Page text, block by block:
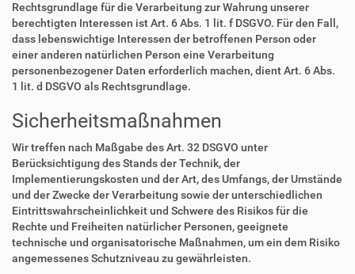
Rechtsgrundlage für die Verarbeitung zur Wahrung unserer
berechtigten Interessen ist Art. 6 Abs. 1 lit. f DSGVO. Für den Fall,
dass lebenswichtige Interessen der betroffenen Person oder
einer anderen natürlichen Person eine Verarbeitung
personenbezogener Daten erforderlich machen, dient Art. 6 Abs.
1 lit. d DSGVO als Rechtsgrundlage.
Sicherheitsmaßnahmen
Wir treffen nach Maßgabe des Art. 32 DSGVO unter
Berücksichtigung des Stands der Technik, der
Implementierungskosten und der Art, des Umfangs, der Umstände
und der Zwecke der Verarbeitung sowie der unterschiedlichen
Eintrittswahrscheinlichkeit und Schwere des Risikos für die
Rechte und Freiheiten natürlicher Personen, geeignete
technische und organisatorische Maßnahmen, um ein dem Risiko
angemessenes Schutzniveau zu gewährleisten.